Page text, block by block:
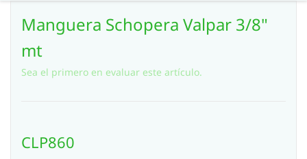
Manguera Schopera Valpar 3/8"
mt
Sea el primero en evaluar este artículo.
CLP860